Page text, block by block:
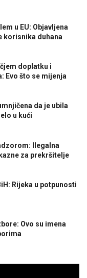
u EU: Objavljena
korisnika duhana
doplatku i
Evo što se mijenja
da je ubila
u kući
Ilegalna
za prekršitelje
Rijeka u potpunosti
Ovo su imena